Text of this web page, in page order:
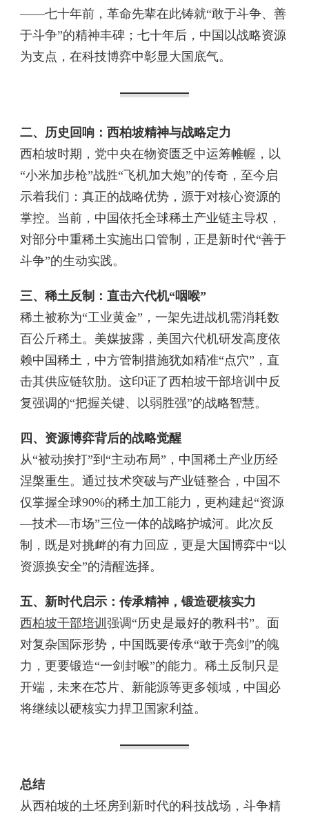
——七十年前，革命先辈在此铸就“敢于斗争、善
于斗争”的精神丰碑；七十年后，中国以战略资源
为支点，在科技博弈中彰显大国底气。
二、历史回响：西柏坡精神与战略定力
西柏坡时期，党中央在物资匮乏中运筹帷幄，以
“小米加步枪”战胜“飞机加大炮”的传奇，至今启
示着我们：真正的战略优势，源于对核心资源的
掌控。当前，中国依托全球稀土产业链主导权，
对部分中重稀土实施出口管制，正是新时代“善于
斗争”的生动实践。
三、稀土反制：直击六代机“咽喉”
稀土被称为“工业黄金”，一架先进战机需消耗数
百公斤稀土。美媒披露，美国六代机研发高度依
赖中国稀土，中方管制措施犹如精准“点穴”，直
击其供应链软肋。这印证了西柏坡干部培训中反
复强调的“把握关键、以弱胜强”的战略智慧。
四、资源博弈背后的战略觉醒
从“被动挨打”到“主动布局”，中国稀土产业历经
涅槃重生。通过技术突破与产业链整合，中国不
仅掌握全球90%的稀土加工能力，更构建起“资源
—技术—市场”三位一体的战略护城河。此次反
制，既是对挑衅的有力回应，更是大国博弈中“以
资源换安全”的清醒选择。
五、新时代启示：传承精神，锻造硬核实力
西柏坡干部培训 强调“历史是最好的教科书”。面
对复杂国际形势，中国既要传承“敢于亮剑”的魄
力，更要锻造“一剑封喉”的能力。稀土反制只是
开端，未来在芯片、新能源等更多领域，中国必
将继续以硬核实力捍卫国家利益。
总结
从西柏坡的土坯房到新时代的科技战场，斗争精